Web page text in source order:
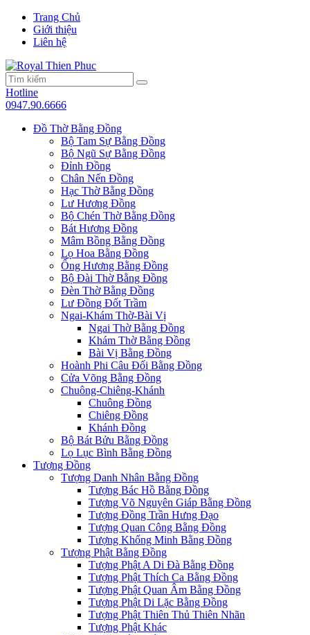
Trang Chủ
Giới thiệu
Liên hệ
Hotline
0947.90.6666
Đồ Thờ Bằng Đồng
Bộ Tam Sự Bằng Đồng
Bộ Ngũ Sự Bằng Đồng
Đỉnh Đồng
Chân Nến Đồng
Hạc Thờ Bằng Đồng
Lư Hương Đồng
Bộ Chén Thờ Bằng Đồng
Bát Hương Đồng
Mâm Bồng Bằng Đồng
Lọ Hoa Bằng Đồng
Ống Hương Bằng Đồng
Bộ Đài Thờ Bằng Đồng
Đèn Thờ Bằng Đồng
Lư Đồng Đốt Trầm
Ngai-Khám Thờ-Bài Vị
Ngai Thờ Bằng Đồng
Khám Thờ Bằng Đồng
Bài Vị Bằng Đồng
Hoành Phi Câu Đối Bằng Đồng
Cửa Võng Bằng Đồng
Chuông-Chiêng-Khánh
Chuông Đồng
Chiêng Đồng
Khánh Đồng
Bộ Bát Bửu Bằng Đồng
Lọ Lục Bình Bằng Đồng
Tượng Đồng
Tượng Danh Nhân Bằng Đồng
Tượng Bác Hồ Bằng Đồng
Tượng Võ Nguyên Giáp Bằng Đồng
Tượng Đồng Trần Hưng Đạo
Tượng Quan Công Bằng Đồng
Tượng Khổng Minh Bằng Đồng
Tượng Phật Bằng Đồng
Tượng Phật A Di Đà Bằng Đồng
Tượng Phật Thích Ca Bằng Đồng
Tượng Phật Quan Âm Bằng Đồng
Tượng Phật Di Lặc Bằng Đồng
Tượng Phật Thiên Thủ Thiên Nhãn
Tượng Phật Khác